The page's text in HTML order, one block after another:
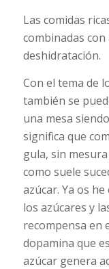
Las comidas
combinadas
deshidratación.
Con el tema de
también se
una mesa
significa que
gula, sin
como suele
azúcar. Ya os
los azúcares y
recompensa en
dopamina que
azúcar genera